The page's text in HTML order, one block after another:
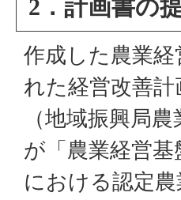
2．計画書の
作成した農業
れた経営改善
（地域振興局
が「農業経営
における認定